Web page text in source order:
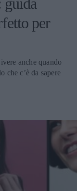
per
anche quando
che c’è da sapere